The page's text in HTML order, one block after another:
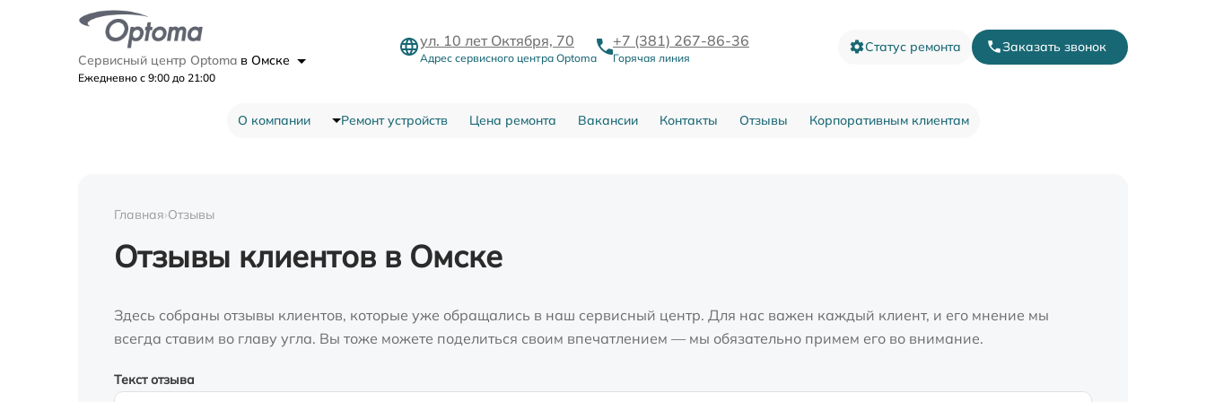
Сервисный центр Optoma в Омске
Ежедневно с 9:00 до 21:00
ул. 10 лет Октября, 70
Адрес сервисного центра Optoma
+7 (381) 267-86-36
Горячая линия
Статус ремонта Заказать звонок
О компании Ремонт устройств Цена ремонта Вакансии Контакты Отзывы Корпоративным клиентам
Главная›Отзывы
Отзывы клиентов в Омске
Здесь собраны отзывы клиентов, которые уже обращались в наш сервисный центр. Для нас важен каждый клиент, и его мнение мы
всегда ставим во главу угла. Вы тоже можете поделиться своим впечатлением — мы обязательно примем его во внимание.
Текст отзыва